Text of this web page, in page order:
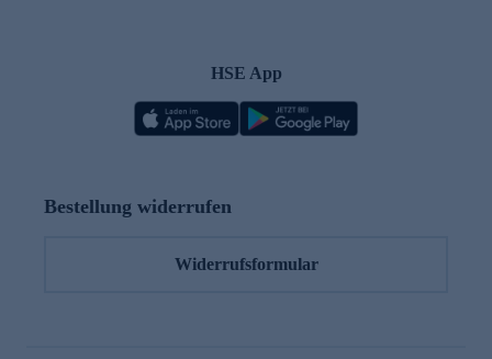
HSE App
Bestellung widerrufen
Widerrufsformular